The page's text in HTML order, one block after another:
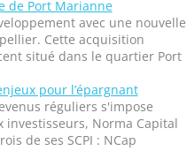
de Port Marianne
avec une nouvelle
Cette acquisition
situé dans le quartier Port
pour l’épargnant
réguliers s'impose
Norma Capital
de ses SCPI : NCap